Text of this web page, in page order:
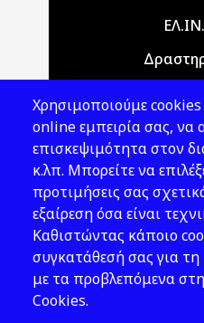
Main navigation
Νέα -
Χρησιμοποιούμε
online εμπειρία σας, να
επισκεψιμότητα στον
κ.λπ. Μπορείτε να
προτιμήσεις σας
εξαίρεση όσα είναι
Καθιστώντας κάποιο
συγκατάθεσή σας για
με τα προβλεπόμενα
Cookies.